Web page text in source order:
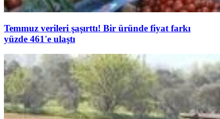
Temmuz verileri şaşırttı! Bir üründe fiyat farkı
yüzde 461'e ulaştı